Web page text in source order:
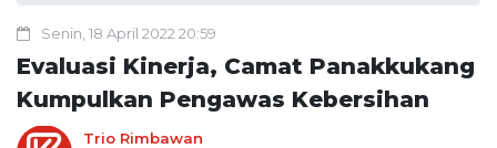
Senin, 18 April 2022 20:59
Evaluasi Kinerja, Camat Panakkukang
Kumpulkan Pengawas Kebersihan
Trio Rimbawan